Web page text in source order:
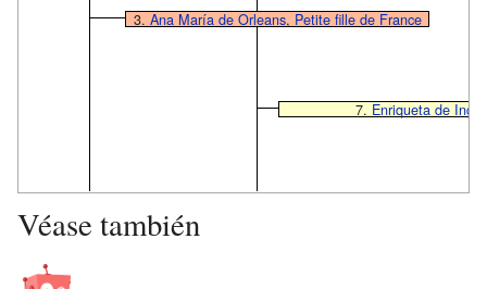
3.Ana María de Orleans,Petite fille de France
7.Enriqueta de
Véase también